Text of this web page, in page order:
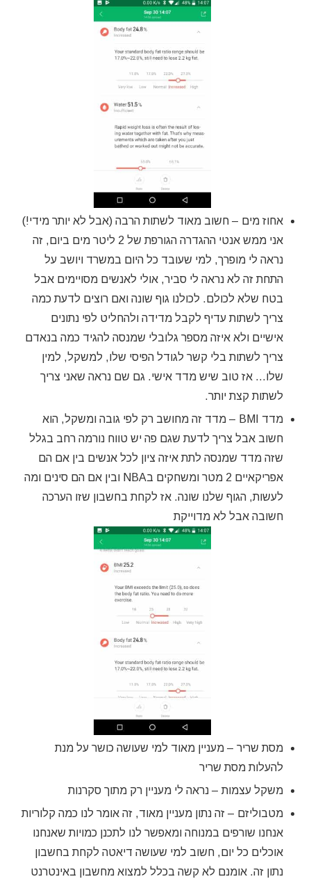
אחוז מים – חשוב מאוד לשתות הרבה (אבל לא יותר מידי!)
אני ממש אנטי ההגדרה הגורפת של 2 ליטר מים ביום, זה
נראה לי מופרך, למי שעובד כל היום במשרד ויושב על
התחת זה לא נראה לי סביר, אולי לאנשים מסויימים אבל
בטח שלא לכולם. לכולנו גוף שונה ואם רוצים לדעת כמה
צריך לשתות עדיף לקבל מדידה ולהחליט לפי נתונים
אישיים ולא איזה מספר גלובלי שמנסה להגיד כמה בנאדם
צריך לשתות בלי קשר לגודל הפיסי שלו, למשקל, למין
שלו… אז טוב שיש מדד אישי. גם שם נראה שאני צריך
לשתות קצת יותר.
מדד BMI – מדד זה מחושב רק לפי גובה ומשקל, הוא
חשוב אבל צריך לדעת שגם פה יש טווח נורמה רחב בגלל
שזה מדד שמנסה לתת איזה ציון לכל אנשים בין אם הם
אפריקאיים 2 מטר ומשחקים בNBA ובין אם הם סינים ומה
לעשות, הגוף שלנו שונה. אז לקחת בחשבון שזו הערכה
חשובה אבל לא מדוייקת
מסת שריר – מעניין מאוד למי שעושה כושר על מנת
להעלות מסת שריר
משקל עצמות – נראה לי מעניין רק מתוך סקרנות
מטבוליזם – זה נתון מעניין מאוד, זה אומר לנו כמה קלוריות
אנחנו שורפים במנוחה ומאפשר לנו לתכנן כמויות שאנחנו
אוכלים כל יום, חשוב למי שעושה דיאטה לקחת בחשבון
נתון זה. אומנם לא קשה בכלל למצוא מחשבון באינטרנט